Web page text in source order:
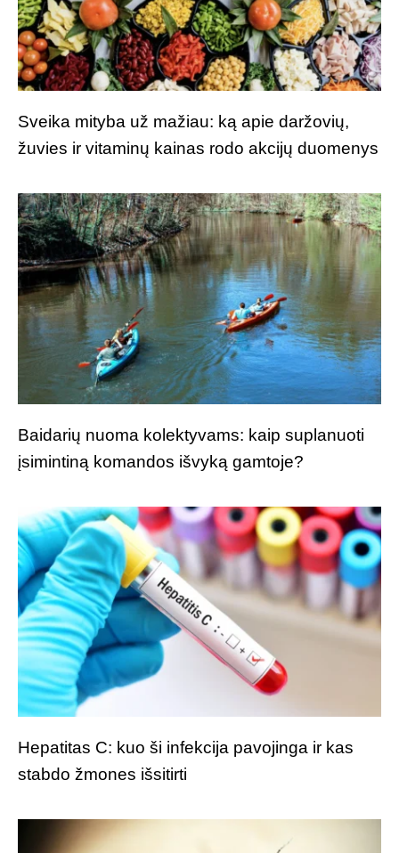
Sveika mityba už mažiau: ką apie daržovių,
žuvies ir vitaminų kainas rodo akcijų duomenys
Baidarių nuoma kolektyvams: kaip suplanuoti
įsimintiną komandos išvyką gamtoje?
Hepatitas C: kuo ši infekcija pavojinga ir kas
stabdo žmones išsitirti